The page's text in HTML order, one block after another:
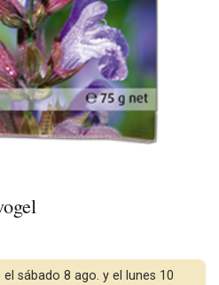
sábado 8 ago. y el lunes 10